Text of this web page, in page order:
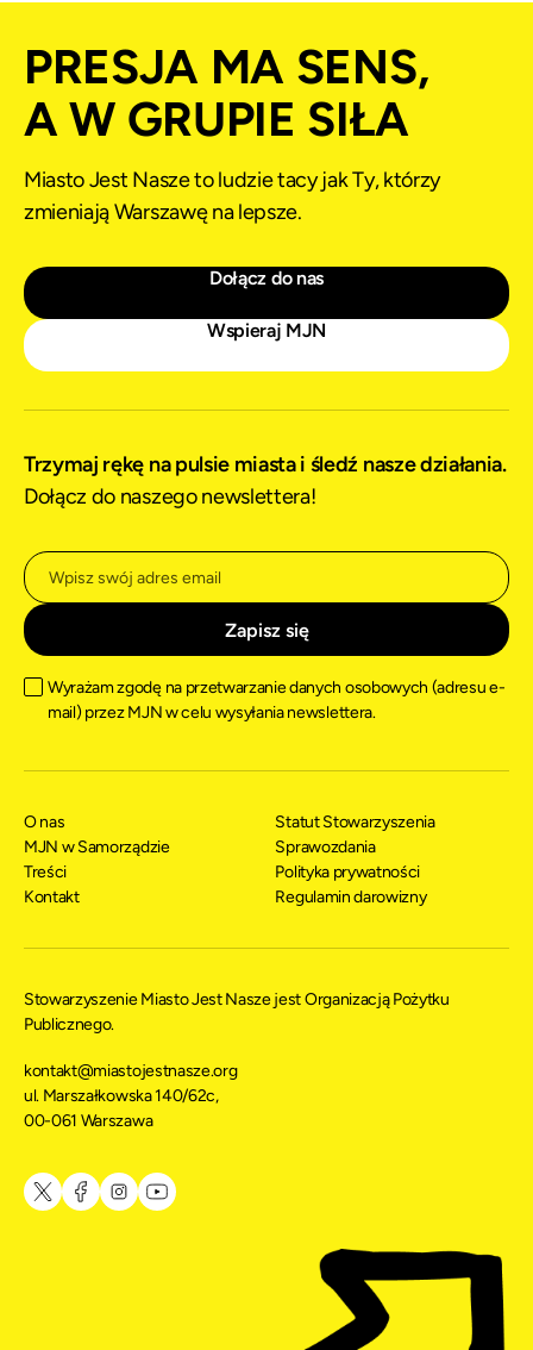
PRESJA MA SENS,
A W GRUPIE SIŁA
Miasto Jest Nasze to ludzie tacy jak Ty, którzy
zmieniają Warszawę na lepsze.
Dołącz do nas
Wspieraj MJN
Trzymaj rękę na pulsie miasta i śledź nasze działania.
Dołącz do naszego newslettera!
Wyrażam zgodę na przetwarzanie danych osobowych (adresu e-
mail) przez MJN w celu wysyłania newslettera.
Stowarzyszenie Miasto Jest Nasze jest Organizacją Pożytku
Publicznego.
kontakt@miastojestnasze.org
ul. Marszałkowska 140/62c,
00-061 Warszawa
O nas
MJN w Samorządzie
Treści
Kontakt
Statut Stowarzyszenia
Sprawozdania
Polityka prywatności
Regulamin darowizny